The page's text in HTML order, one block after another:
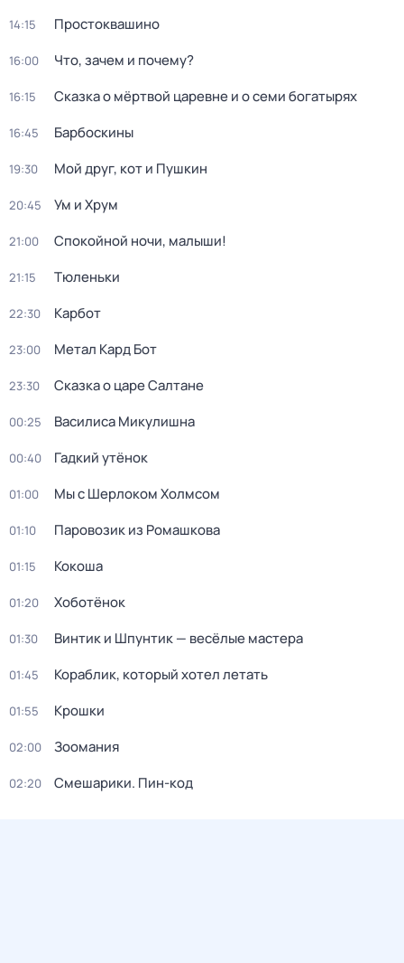
14:15 Простоквашино
16:00 Что, зачем и почему?
16:15 Сказка о мёртвой царевне и о семи богатырях
16:45 Барбоскины
19:30 Мой друг, кот и Пушкин
20:45 Ум и Хрум
21:00 Спокойной ночи, малыши!
21:15 Тюленьки
22:30 Карбот
23:00 Метал Кард Бот
23:30 Сказка о царе Салтане
00:25 Василиса Микулишна
00:40 Гадкий утёнок
01:00 Мы с Шерлоком Холмсом
01:10 Паровозик из Ромашкова
01:15 Кокоша
01:20 Хоботёнок
01:30 Винтик и Шпунтик — весёлые мастера
01:45 Кораблик, который хотел летать
01:55 Крошки
02:00 Зоомания
02:20 Смешарики. Пин-код